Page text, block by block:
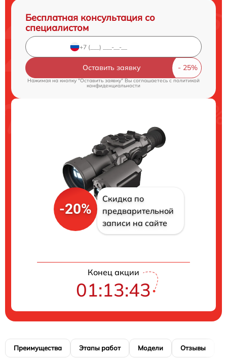
Бесплатная консультация со
специалистом
Оставить заявку
Нажимая на кнопку "Оставить заявку" Вы соглашаетесь c политикой
конфиденциальности
-20%
Скидка по
предварительной
записи на сайте
Конец акции
01:13:42
Преимущества Этапы работ Модели Отзывы